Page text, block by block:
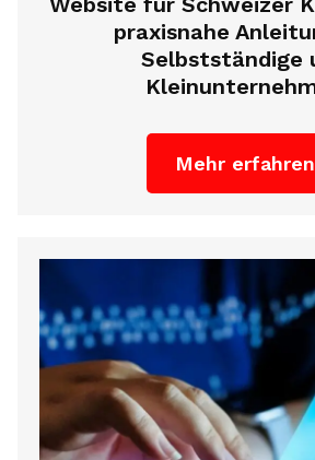
praxisnahe
Selbstständige
Mehr erfahren